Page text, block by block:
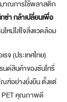
าณการใช้พลาสติก
ซ่า กล้าเปลี่ยนเพื่อ
หม่ใส่ใจสิ่งแวดล้อม
จ (ประเทศไทย)
นด์สินค้าของซันโทรี่
ณฑ์อย่างยั่งยืน ตั้งแต่
PET คุณภาพดี